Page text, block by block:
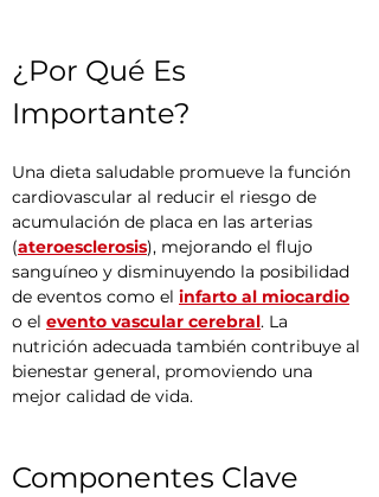
¿Por Qué Es
Importante?
Una dieta saludable promueve la función
cardiovascular al reducir el riesgo de
acumulación de placa en las arterias
(ateroesclerosis), mejorando el flujo
sanguíneo y disminuyendo la posibilidad
de eventos como el infarto al miocardio
o el evento vascular cerebral. La
nutrición adecuada también contribuye al
bienestar general, promoviendo una
mejor calidad de vida.
Componentes Clave